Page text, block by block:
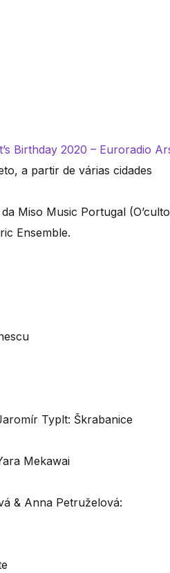
Birthday 2020 – Euroradio
a partir de várias cidades
Miso Music Portugal
Ensemble.
Typlt: Škrabanice
Mekawai
& Anna Petruželová: